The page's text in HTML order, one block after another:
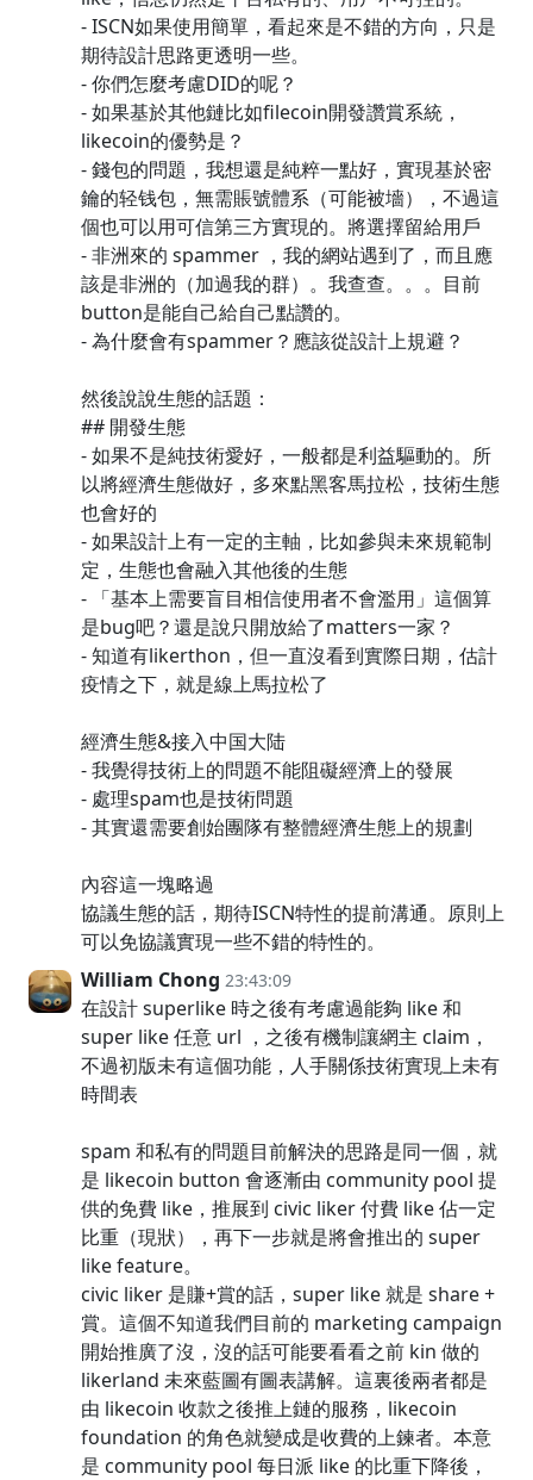
- ISCN如果使用簡單，看起來是不錯的方向，只是
期待設計思路更透明一些。
- 你們怎麼考慮DID的呢？
- 如果基於其他鏈比如filecoin開發讚賞系統，
likecoin的優勢是？
- 錢包的問題，我想還是純粹一點好，實現基於密
鑰的轻钱包，無需賬號體系（可能被墻），不過這
個也可以用可信第三方實現的。將選擇留給用戶
- 非洲來的 spammer ，我的網站遇到了，而且應
該是非洲的（加過我的群）。我查查。。。目前
button是能自己給自己點讚的。
- 為什麼會有spammer？應該從設計上規避？
然後說說生態的話題：
## 開發生態
- 如果不是純技術愛好，一般都是利益驅動的。所
以將經濟生態做好，多來點黑客馬拉松，技術生態
也會好的
- 如果設計上有一定的主軸，比如參與未來規範制
定，生態也會融入其他後的生態
- 「基本上需要盲目相信使用者不會濫用」這個算
是bug吧？還是說只開放給了matters一家？
- 知道有likerthon，但一直沒看到實際日期，估計
疫情之下，就是線上馬拉松了
經濟生態&接入中国大陆
- 我覺得技術上的問題不能阻礙經濟上的發展
- 處理spam也是技術問題
- 其實還需要創始團隊有整體經濟生態上的規劃
內容這一塊略過
協議生態的話，期待ISCN特性的提前溝通。原則上
可以免協議實現一些不錯的特性的。
William Chong 23:43:09
在設計 superlike 時之後有考慮過能夠 like 和
super like 任意 url ，之後有機制讓網主 claim，
不過初版未有這個功能，人手關係技術實現上未有
時間表
spam 和私有的問題目前解決的思路是同一個，就
是 likecoin button 會逐漸由 community pool 提
供的免費 like，推展到 civic liker 付費 like 佔一定
比重（現狀），再下一步就是將會推出的 super
like feature。
civic liker 是賺+賞的話，super like 就是 share +
賞。這個不知道我們目前的 marketing campaign
開始推廣了沒，沒的話可能要看看之前 kin 做的
likerland 未來藍圖有圖表講解。這裏後兩者都是
由 likecoin 收款之後推上鏈的服務，likecoin
foundation 的角色就變成是收費的上鍊者。本意
是 community pool 每日派 like 的比重下降後，